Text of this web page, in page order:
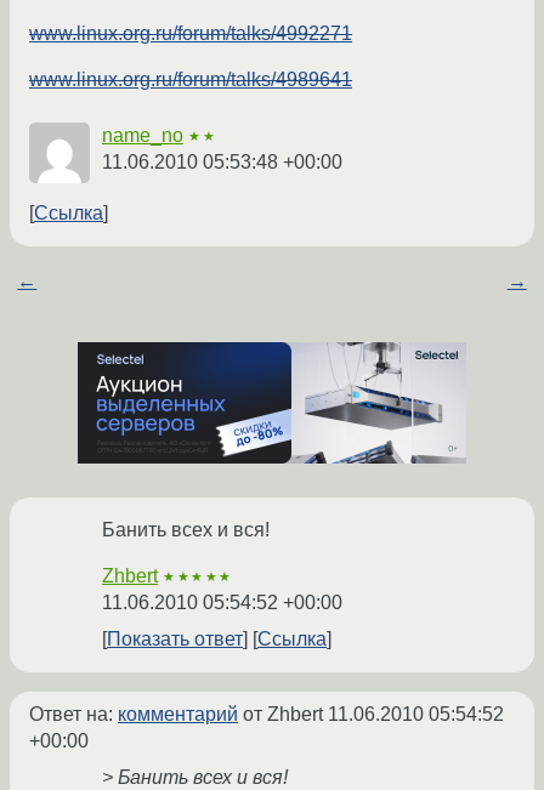
www.linux.org.ru/forum/talks/4992271
www.linux.org.ru/forum/talks/4989641
name_no ★★
11.06.2010 05:53:48 +00:00
Ссылка
← →
Банить всех и вся!
Zhbert ★★★★★
11.06.2010 05:54:52 +00:00
Показать ответ
Ссылка
Ответ на: комментарий от Zhbert 11.06.2010 05:54:52
+00:00
> Банить всех и вся!